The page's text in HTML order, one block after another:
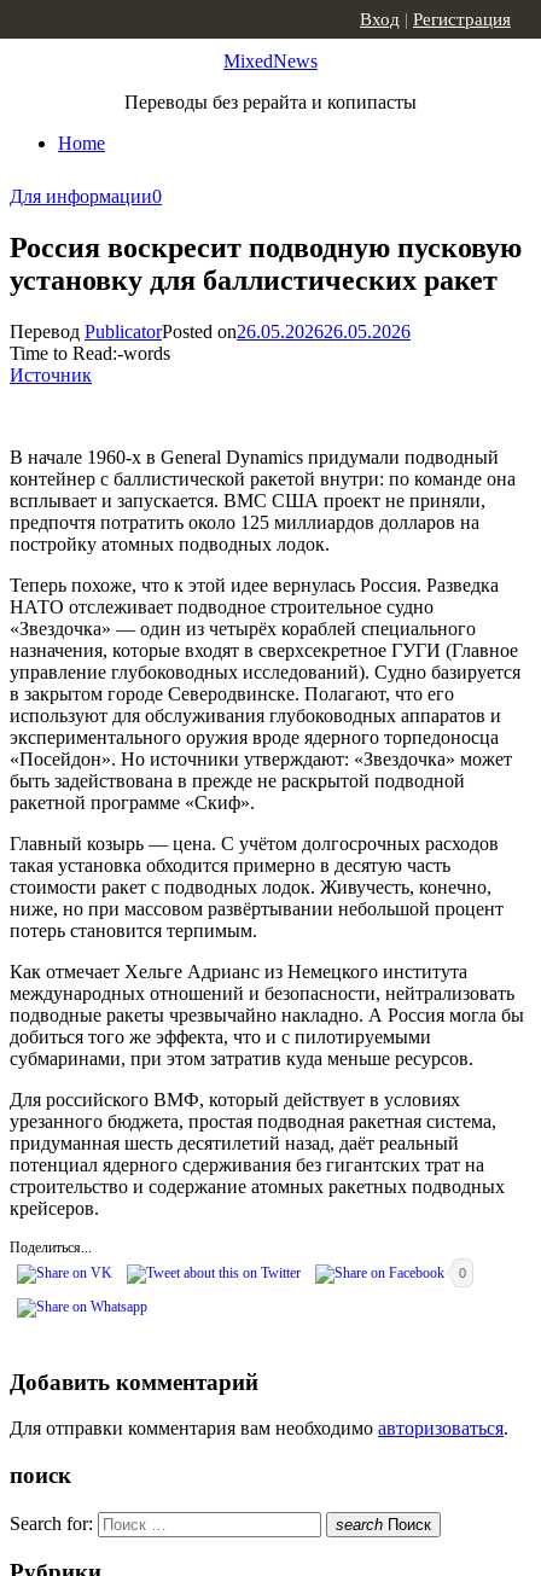
MixedNews
Переводы без рерайта и копипасты
Home
Вход | Регистрация
Для информации0
Россия воскресит подводную пусковую
установку для баллистических ракет
Перевод PublicatorPosted on26.05.202626.05.2026
Time to Read:-words
Источник
В начале 1960‑х в General Dynamics придумали подводный
контейнер с баллистической ракетой внутри: по команде она
всплывает и запускается. ВМС США проект не приняли,
предпочтя потратить около 125 миллиардов долларов на
постройку атомных подводных лодок.
Теперь похоже, что к этой идее вернулась Россия. Разведка
НАТО отслеживает подводное строительное судно
«Звездочка» — один из четырёх кораблей специального
назначения, которые входят в сверхсекретное ГУГИ (Главное
управление глубоководных исследований). Судно базируется
в закрытом городе Северодвинске. Полагают, что его
используют для обслуживания глубоководных аппаратов и
экспериментального оружия вроде ядерного торпедоносца
«Посейдон». Но источники утверждают: «Звездочка» может
быть задействована в прежде не раскрытой подводной
ракетной программе «Скиф».
Главный козырь — цена. С учётом долгосрочных расходов
такая установка обходится примерно в десятую часть
стоимости ракет с подводных лодок. Живучесть, конечно,
ниже, но при массовом развёртывании небольшой процент
потерь становится терпимым.
Как отмечает Хельге Адрианс из Немецкого института
международных отношений и безопасности, нейтрализовать
подводные ракеты чрезвычайно накладно. А Россия могла бы
добиться того же эффекта, что и с пилотируемыми
субмаринами, при этом затратив куда меньше ресурсов.
Для российского ВМФ, который действует в условиях
урезанного бюджета, простая подводная ракетная система,
придуманная шесть десятилетий назад, даёт реальный
потенциал ядерного сдерживания без гигантских трат на
строительство и содержание атомных ракетных подводных
крейсеров.
Поделиться...
0
Добавить комментарий
Для отправки комментария вам необходимо авторизоваться.
поиск
Search for: search Поиск